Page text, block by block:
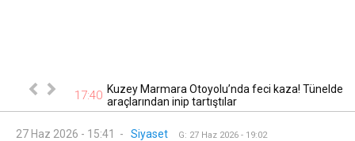
sokağa 17:40 Kuzey Marmara Otoyolu’nda feci kaza! Tünelde
araçlarından inip tartıştılar
27 Haz 2026 - 15:41 - Siyaset G: 27 Haz 2026 - 19:02